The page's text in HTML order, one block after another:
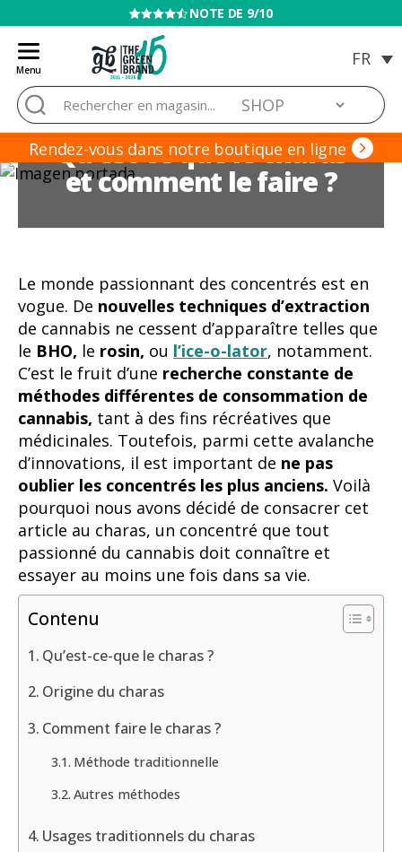
VENTE INTERDITE AUX MINEURS
Menu
Blog
de
Grow
Barato
Rechercher :
Rendez-vous dans notre boutique en ligne
Qu’est-ce que le charas
et comment le faire ?
Le monde passionnant des concentrés est en
vogue. De nouvelles techniques d’extraction
de cannabis ne cessent d’apparaître telles que
le BHO, le rosin, ou l’ice-o-lator, notamment.
C’est le fruit d’une recherche constante de
méthodes différentes de consommation de
cannabis, tant à des fins récréatives que
médicinales. Toutefois, parmi cette avalanche
d’innovations, il est important de ne pas
oublier les concentrés les plus anciens. Voilà
pourquoi nous avons décidé de consacrer cet
article au charas, un concentré que tout
passionné du cannabis doit connaître et
essayer au moins une fois dans sa vie.
Contenu
Qu’est-ce-que le charas ?
Origine du charas
Comment faire le charas ?
Méthode traditionnelle
Autres méthodes
Usages traditionnels du charas